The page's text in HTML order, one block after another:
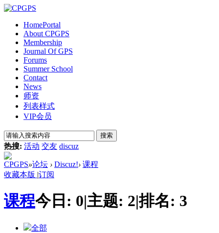
HomePortal
About CPGPS
Membership
Journal Of GPS
Forums
Summer School
Contact
News
师资
列表样式
VIP会员
搜索
热搜: 活动 交友 discuz
CPGPS»论坛 › Discuz!› 课程
收藏本版 |订阅
课程今日: 0|主题: 2|排名: 3
全部